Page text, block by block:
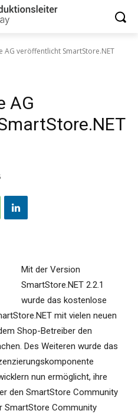
AG veröffentlicht SmartStore.NET
AG
Mit der Version
SmartStore.NET 2.2.1
wurde das kostenlose
mit vielen neuen
Shop-Betreiber den
Des Weiteren wurde das
nun ermöglicht, ihre
den SmartStore Community
SmartStore Community